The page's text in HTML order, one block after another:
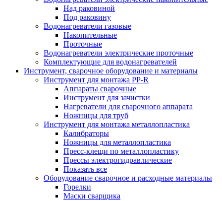
Над раковиной
Под раковину
Водонагреватели газовые
Накопительные
Проточные
Водонагреватели электрические проточные
Комплектующие для водонагревателей
Инструмент, сварочное оборудование и материалы
Инструмент для монтажа PP-R
Аппараты сварочные
Инструмент для зачистки
Нагреватели для сварочного аппарата
Ножницы для труб
Инструмент для монтажа металлопластика
Калибраторы
Ножницы для металлопластика
Пресс-клещи по металлопластику
Прессы электрогидравлические
Показать все
Оборудование сварочное и расходные материалы
Горелки
Маски сварщика